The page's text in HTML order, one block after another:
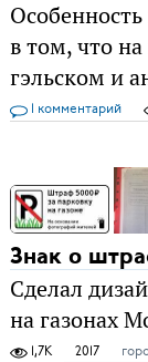
в том, что на
гэльском и
1 комментарий
Знак о
Сделал
на газонах
1,7K 2017